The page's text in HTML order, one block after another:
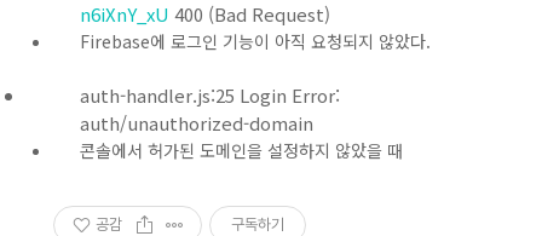
n6iXnY_xU 400 (Bad Request)
Firebase에 로그인 기능이 아직 요청되지 않았다.
auth-handler.js:25 Login Error:
auth/unauthorized-domain
콘솔에서 허가된 도메인을 설정하지 않았을 때
공감 구독하기